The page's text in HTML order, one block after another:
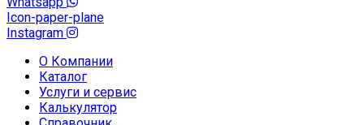
Icon-paper-plane
Instagram
О Компании
Каталог
Услуги и сервис
Калькулятор